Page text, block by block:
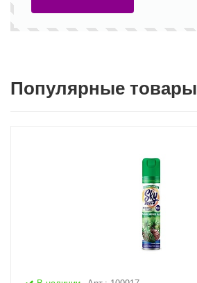
Популярные товары